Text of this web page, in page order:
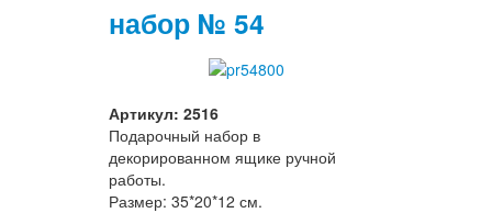
набор № 54
Артикул: 2516
Подарочный набор в
декорированном ящике ручной
работы.
Размер: 35*20*12 см.